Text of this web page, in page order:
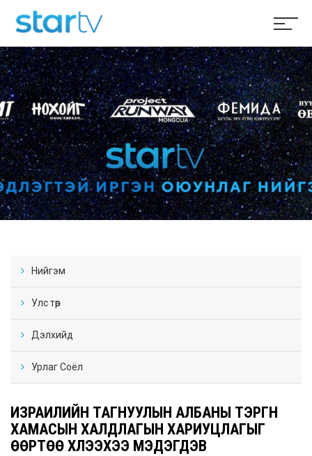
Нийгэм
Улс төр
Дэлхийд
Урлаг Соёл
ИЗРАИЛИЙН ТАГНУУЛЫН АЛБАНЫ ТЭРГҮҮН
ХАМАСЫН ХАЛДЛАГЫН ХАРИУЦЛАГЫГ
ӨӨРТӨӨ ХҮЛЭЭХЭЭ МЭДЭГДЭВ